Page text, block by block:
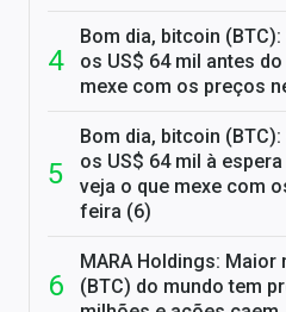
Bom dia, bitcoin
os US$ 64 mil antes
mexe com os preços
Bom dia, bitcoin
os US$ 64 mil à
veja o que mexe com
feira (6)
MARA Holdings:
(BTC) do mundo tem